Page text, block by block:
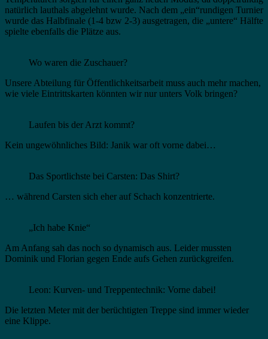
natürlich lauthals abgelehnt wurde. Nach dem „ein“rundigen Turnier
wurde das Halbfinale (1-4 bzw 2-3) ausgetragen, die „untere“ Hälfte
spielte ebenfalls die Plätze aus.
Wo waren die Zuschauer?
Unsere Abteilung für Öffentlichkeitsarbeit muss auch mehr machen,
wie viele Eintrittskarten könnten wir nur unters Volk bringen?
Laufen bis der Arzt kommt?
Kein ungewöhnliches Bild: Janik war oft vorne dabei…
Das Sportlichste bei Carsten: Das Shirt?
… während Carsten sich eher auf Schach konzentrierte.
„Ich habe Knie“
Am Anfang sah das noch so dynamisch aus. Leider mussten
Dominik und Florian gegen Ende aufs Gehen zurückgreifen.
Leon: Kurven- und Treppentechnik: Vorne dabei!
Die letzten Meter mit der berüchtigten Treppe sind immer wieder
eine Klippe.